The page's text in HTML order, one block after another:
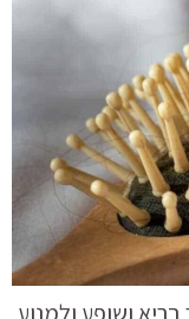
ושופע ולמנוע